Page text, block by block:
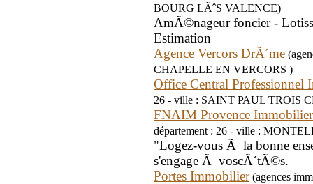
BOURG LÃˆS VALENCE)
AmÃ©nageur foncier -
Estimation
Agence Vercors DrÃ´me
CHAPELLE EN VERCORS )
Office Central Professionnel
26 - ville : SAINT PAUL TROIS
FNAIM Provence
département : 26 - ville :
"Logez-vous Ã la bonne
s'engage Ã voscÃ´tÃ©s.
Portes Immobilier(agences